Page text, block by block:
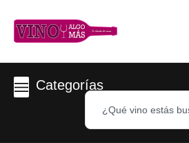
Categorías